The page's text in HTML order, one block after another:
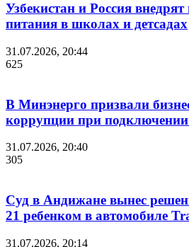
Узбекистан и Россия
питания в школах и детсадах
31.07.2026, 20:44
625
В Минэнерго призвали
коррупции при подключении
31.07.2026, 20:40
305
Суд в Андижане вынес
21 ребенком в автомобиле
31.07.2026, 20:14